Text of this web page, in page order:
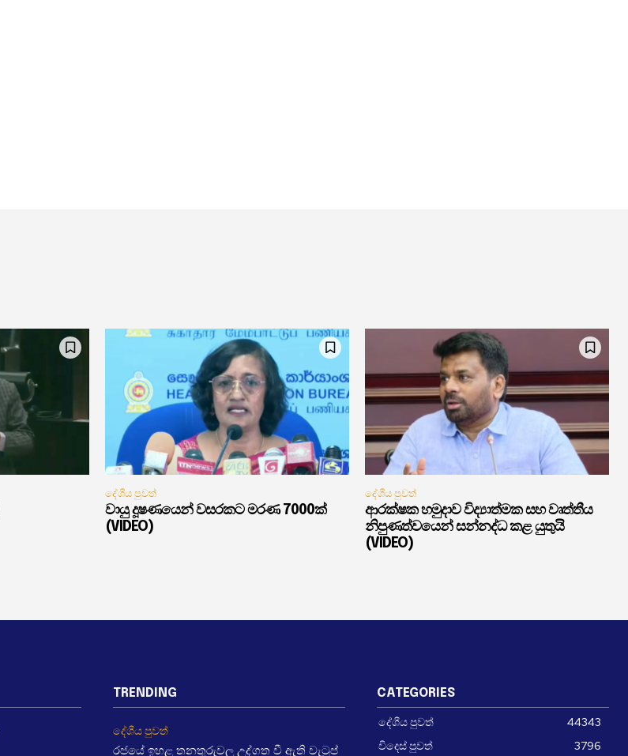
දේශීය පුවත්
වායු දූෂණයෙන් වසරකට මරණ 7000ක්
(VIDEO)
දේශීය පුවත්
ආරක්ෂක හමුදාව විද්‍යාත්මක සහ වෘත්තීය
නිපුණත්වයෙන් සන්නද්ධ කළ යුතුයි
(VIDEO)
TRENDING
දේශීය පුවත්
රජයේ ඉහළ තනතුරුවල උද්ගත වී ඇති වැටුප්
CATEGORIES
දේශීය පුවත්
44343
විදෙස් පුවත්
3796